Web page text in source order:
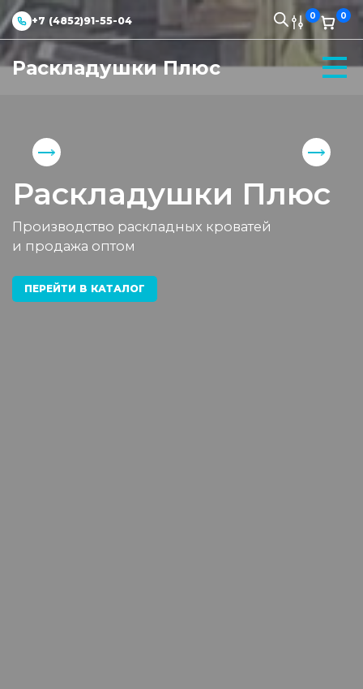
+7 (4852)91-55-04 0 0
Раскладушки Плюс
Раскладушки Плюс
Производство раскладных кроватей
и продажа оптом
ПЕРЕЙТИ В КАТАЛОГ